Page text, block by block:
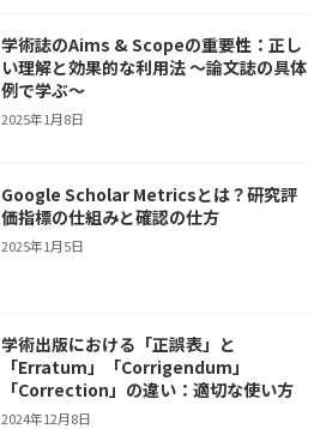
学術誌のAims & Scopeの重要性：正し
い理解と効果的な利用法 〜論文誌の具体
例で学ぶ〜
2025年1月8日
Google Scholar Metricsとは？研究評
価指標の仕組みと確認の仕方
2025年1月5日
学術出版における「正誤表」と
「Erratum」「Corrigendum」
「Correction」の違い：適切な使い方
2024年12月8日